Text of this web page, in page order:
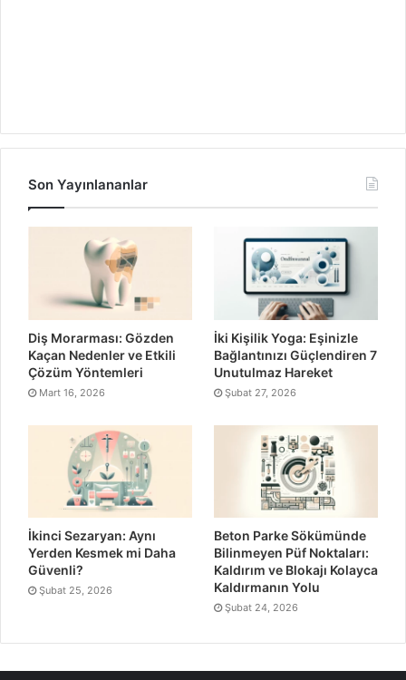
Son Yayınlananlar
Diş Morarması: Gözden
Kaçan Nedenler ve Etkili
Çözüm Yöntemleri
Mart 16, 2026
İki Kişilik Yoga: Eşinizle
Bağlantınızı Güçlendiren 7
Unutulmaz Hareket
Şubat 27, 2026
İkinci Sezaryan: Aynı
Yerden Kesmek mi Daha
Güvenli?
Şubat 25, 2026
Beton Parke Sökümünde
Bilinmeyen Püf Noktaları:
Kaldırım ve Blokajı Kolayca
Kaldırmanın Yolu
Şubat 24, 2026